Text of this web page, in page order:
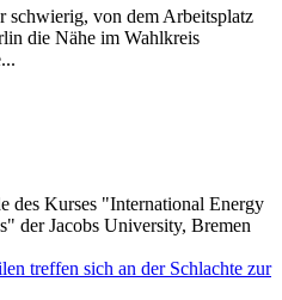
schwierig, von dem Arbeitsplatz
die Nähe im Wahlkreis
des Kurses "International Energy
der Jacobs University, Bremen